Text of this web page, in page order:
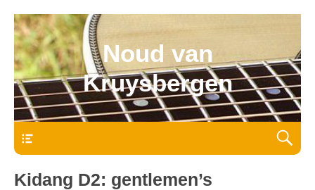
Noud van
Kruysbergen
Kidang D2: gentlemen’s